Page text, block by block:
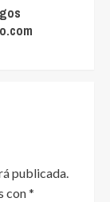
publicada.
con*